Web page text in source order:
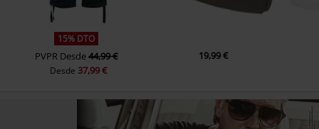
15% DTO
PVPR Desde44,99 €
Desde 37,99 €
19,99 €